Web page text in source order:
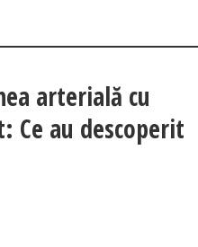
arterială cu
Ce au descoperit